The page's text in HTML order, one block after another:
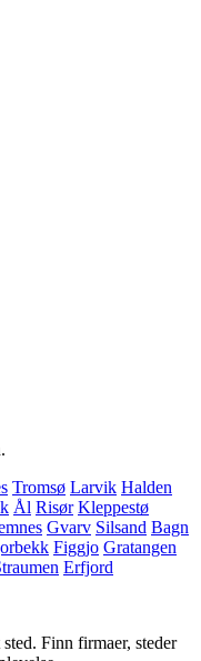
Tromsø Larvik Halden
Ål Risør Kleppestø
Gvarv Silsand Bagn
Figgjo Gratangen
Erfjord
Finn firmaer, steder